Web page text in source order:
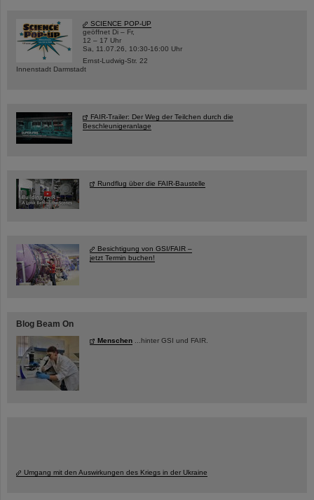
SCIENCE POP-UP
geöffnet Di – Fr,
12 – 17 Uhr
Sa, 11.07.26, 10:30-16:00 Uhr
Ernst-Ludwig-Str. 22
Innenstadt Darmstadt
FAIR-Trailer: Der Weg der Teilchen durch die
Beschleunigeranlage
Rundflug über die FAIR-Baustelle
Besichtigung von GSI/FAIR –
jetzt Termin buchen!
Blog Beam On
Menschen ...hinter GSI und FAIR.
Umgang mit den Auswirkungen des Kriegs in der Ukraine